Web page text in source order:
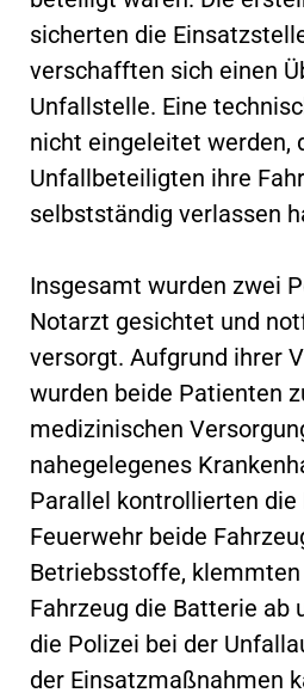
sicherten die
verschafften sich einen
Unfallstelle. Eine
nicht eingeleitet werden,
Unfallbeteiligten ihre
selbstständig verlassen
Insgesamt wurden zwei
Notarzt gesichtet und
versorgt. Aufgrund ihrer
wurden beide Patienten
medizinischen
nahegelegenes
Parallel kontrollierten
Feuerwehr beide
Betriebsstoffe,
Fahrzeug die Batterie ab
die Polizei bei der
der Einsatzmaßnahmen